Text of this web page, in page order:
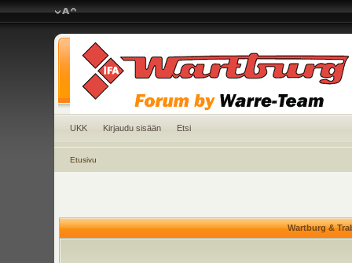
UKK Kirjaudu sisään Etsi
Etusivu
Wartburg &